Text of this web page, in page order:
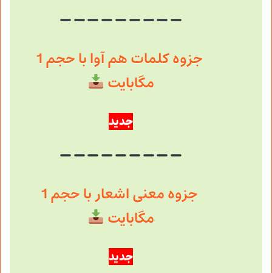
جزوه کلمات هم آوا با حجم 1
مگابایت
جدید
جزوه معنی اشعار با حجم 1
مگابایت
جدید